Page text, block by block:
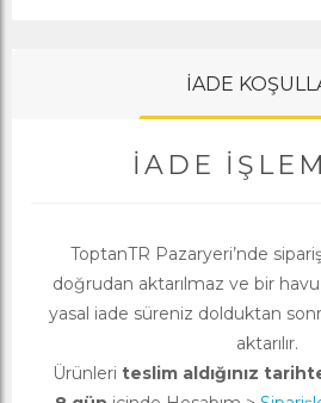
İADE
İADE
ToptanTR Pazaryeri’nde sipariş
doğrudan aktarılmaz ve bir
yasal iade süreniz dolduktan
aktarılır.
Ürünleri teslim aldığınız